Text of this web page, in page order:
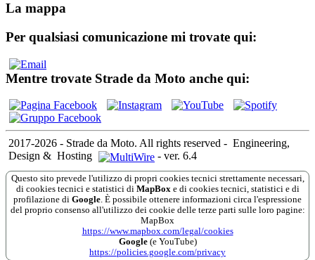
La mappa
Per qualsiasi comunicazione mi trovate qui:
Mentre trovate Strade da Moto anche qui:
2017-2026 - Strade da Moto. All rights reserved - Engineering,
Design & Hosting - ver. 6.4
Questo sito prevede l'utilizzo di propri cookies tecnici strettamente necessari,
di cookies tecnici e statistici di MapBox e di cookies tecnici, statistici e di
profilazione di Google . È possibile ottenere informazioni circa l'espressione
del proprio consenso all'utilizzo dei cookie delle terze parti sulle loro pagine:
MapBox
https://www.mapbox.com/legal/cookies
Google(e YouTube)
https://policies.google.com/privacy